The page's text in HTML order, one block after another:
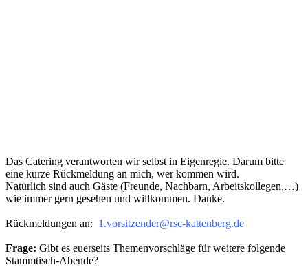
Das Catering verantworten wir selbst in Eigenregie. Darum bitte
eine kurze Rückmeldung an mich, wer kommen wird.
Natürlich sind auch Gäste (Freunde, Nachbarn, Arbeitskollegen,…)
wie immer gern gesehen und willkommen. Danke.
Rückmeldungen an: 1.vorsitzender@rsc-kattenberg.de
Frage: Gibt es euerseits Themenvorschläge für weitere folgende
Stammtisch-Abende?